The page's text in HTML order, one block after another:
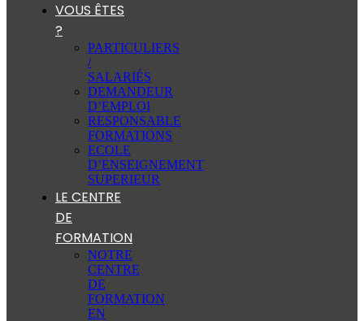
VOUS ÊTES
?
PARTICULIERS
/
SALARIÉS
DEMANDEUR
D’EMPLOI
RESPONSABLE
FORMATIONS
ECOLE
D’ENSEIGNEMENT
SUPERIEUR
LE CENTRE
DE
FORMATION
NOTRE
CENTRE
DE
FORMATION
EN